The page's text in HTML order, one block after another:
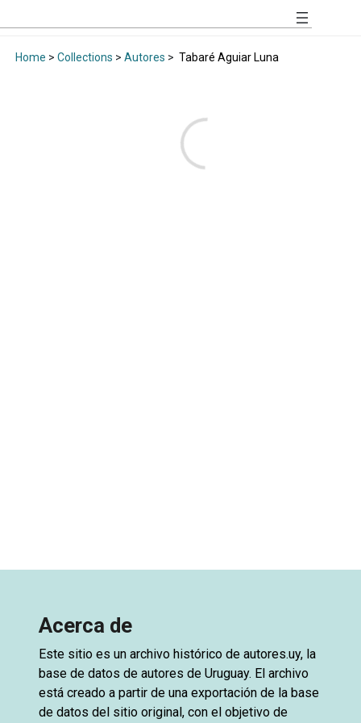
Home > Collections > Autores > Tabaré Aguiar Luna
Acerca de
Este sitio es un archivo histórico de autores.uy, la
base de datos de autores de Uruguay. El archivo
está creado a partir de una exportación de la base
de datos del sitio original, con el objetivo de